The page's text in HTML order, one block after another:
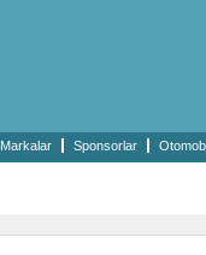
Markalar Sponsorlar